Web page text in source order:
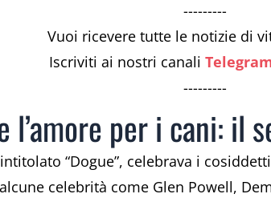
---------
Vuoi ricevere tutte le notizie di
Iscriviti ai nostri canali
---------
l’amore per i cani: il
“Dogue”, celebrava i cosiddetti
celebrità come Glen Powell,